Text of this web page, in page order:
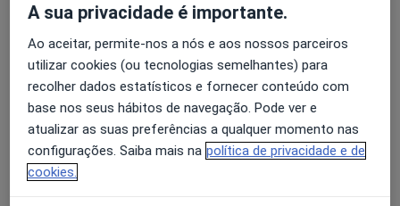
Ecografia Obstétrica
Detalhes
Histerectomia com anexectomia uni ou bilateral
Detalhes
+ 9 serviços
A sua privacidade é importante.
Ao aceitar, permite-nos a nós e aos nossos parceiros
utilizar cookies (ou tecnologias semelhantes) para
recolher dados estatísticos e fornecer conteúdo com
base nos seus hábitos de navegação. Pode ver e
atualizar as suas preferências a qualquer momento nas
configurações. Saiba mais na política de privacidade e de
cookies.